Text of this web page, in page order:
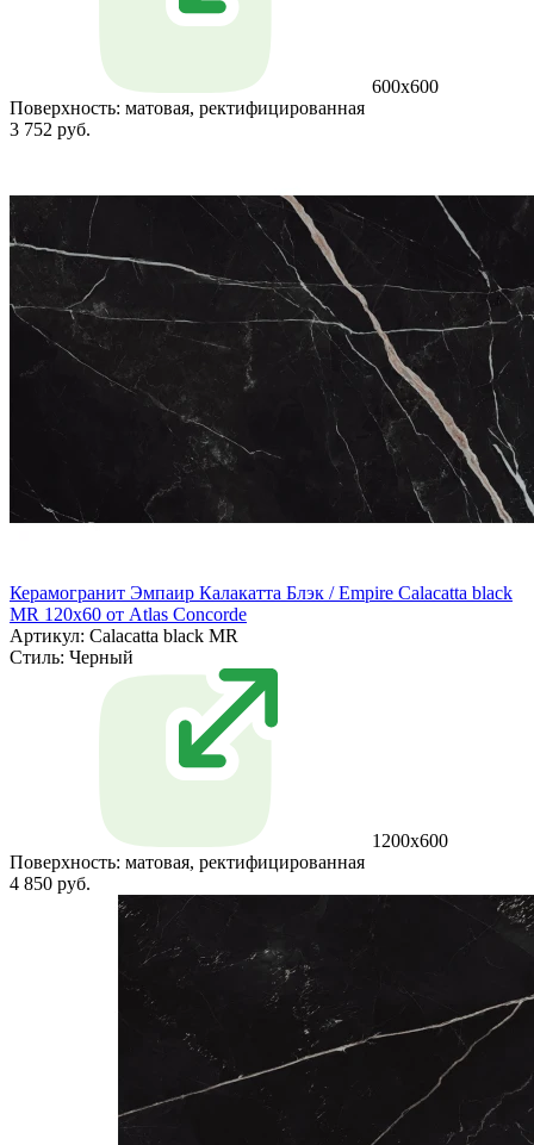
600x600
Поверхность: матовая, ректифицированная
3 752 руб.
Керамогранит Эмпаир Калакатта Блэк / Empire Calacatta black
MR 120x60 от Atlas Concorde
Артикул: Calacatta black MR
Стиль: Черный
1200x600
Поверхность: матовая, ректифицированная
4 850 руб.